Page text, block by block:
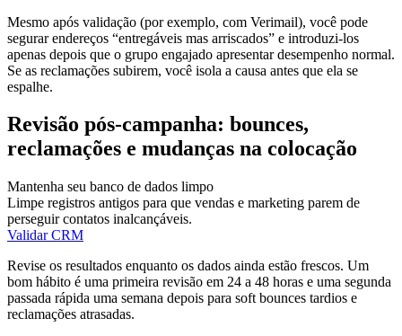
Mesmo após validação (por exemplo, com Verimail), você pode
segurar endereços “entregáveis mas arriscados” e introduzi-los
apenas depois que o grupo engajado apresentar desempenho normal.
Se as reclamações subirem, você isola a causa antes que ela se
espalhe.
Revisão pós-campanha: bounces,
reclamações e mudanças na colocação
Mantenha seu banco de dados limpo
Limpe registros antigos para que vendas e marketing parem de
perseguir contatos inalcançáveis.
Validar CRM
Revise os resultados enquanto os dados ainda estão frescos. Um
bom hábito é uma primeira revisão em 24 a 48 horas e uma segunda
passada rápida uma semana depois para soft bounces tardios e
reclamações atrasadas.